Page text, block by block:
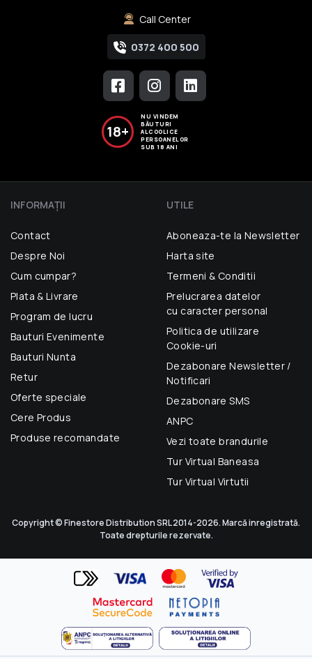
Call Center
0372 400 500
18+
NU VINDEM
BĂUTURI
ALCOOLICE
PERSOANELOR
SUB 18 ANI
INFORMAŢII
Contact
Despre Noi
Cum cumpar?
Plata & Livrare
Program de lucru
Bauturi Evenimente
Bauturi Nunta
Retur
Oferte speciale
Cere Produs
Produse recomandate
UTILE
Aboneaza-te la Newsletter
Harta site
Termeni & Conditii
Prelucrarea datelor
cu caracter personal
Politica de utilizare
Cookie-uri
Dezabonare Newsletter /
Notificari
Dezabonare SMS
ANPC
Vezi toate brandurile
Tur Virtual Baneasa
Tur Virtual Virtutii
Copyright © Finestore Distribution SRL 2014-2026. Marcă inregistrată.
Toate drepturile rezervate.